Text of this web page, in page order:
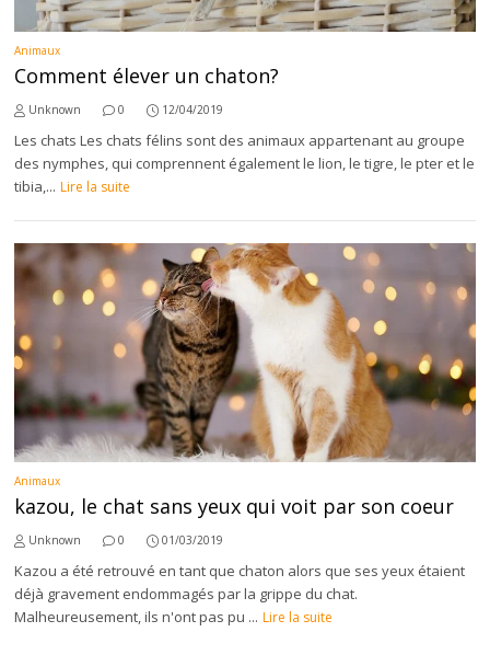
Animaux
Comment élever un chaton?
Unknown 0 12/04/2019
Les chats Les chats félins sont des animaux appartenant au groupe
des nymphes, qui comprennent également le lion, le tigre, le pter et le
tibia,... Lire la suite
Animaux
kazou, le chat sans yeux qui voit par son coeur
Unknown 0 01/03/2019
Kazou a été retrouvé en tant que chaton alors que ses yeux étaient
déjà gravement endommagés par la grippe du chat.
Malheureusement, ils n'ont pas pu ... Lire la suite